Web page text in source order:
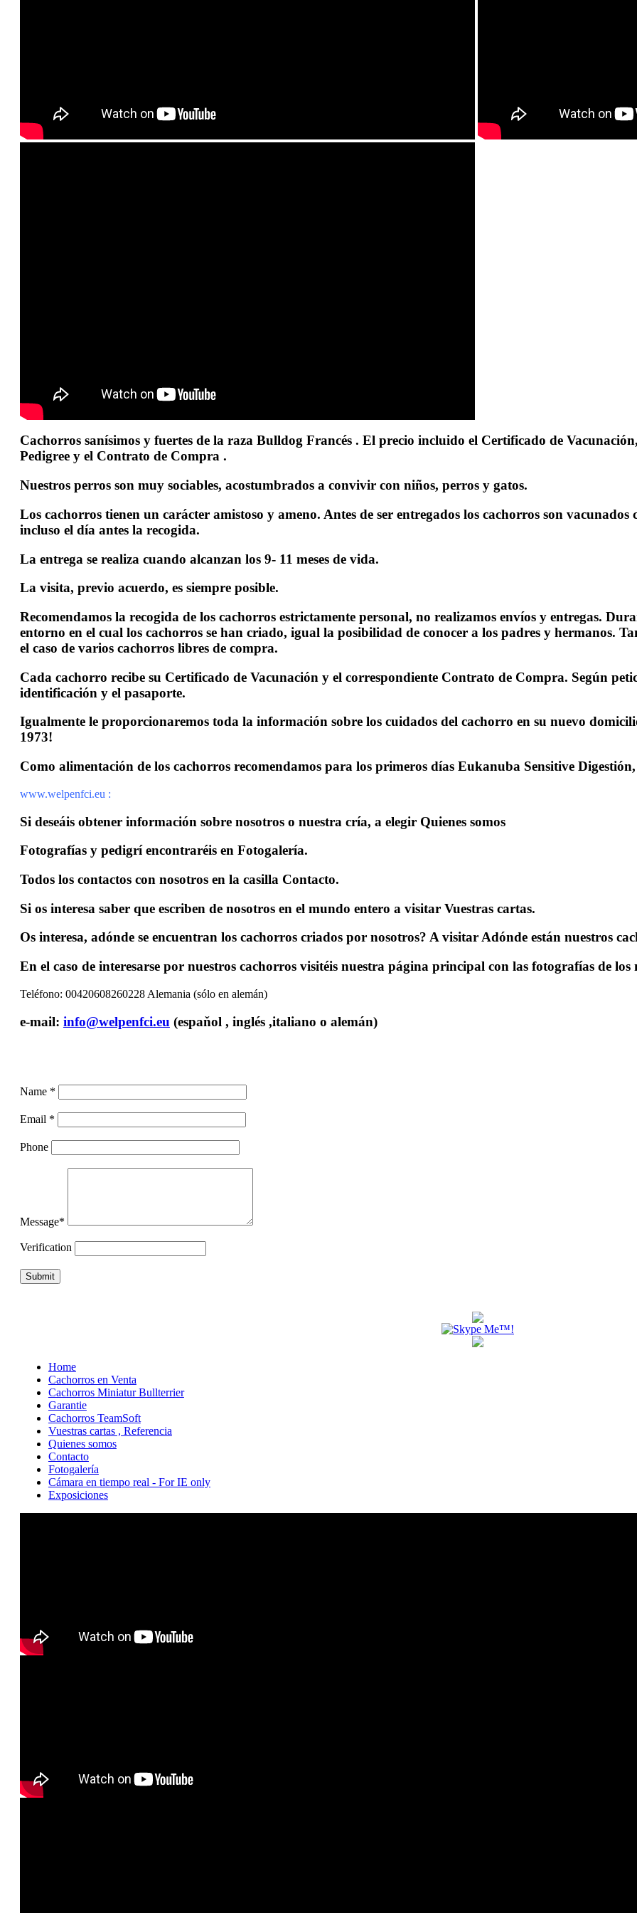
Cachorros sanísimos y fuertes de la raza Bulldog Francés . El precio incluido el Certificado de
Pedigree y el Contrato de Compra .
Nuestros perros son muy sociables, acostumbrados a convivir con niños, perros y gatos.
Los cachorros tienen un carácter amistoso y ameno. Antes de ser entregados los cachorros son
incluso el día antes la recogida.
La entrega se realiza cuando alcanzan los 9- 11 meses de vida.
La visita, previo acuerdo, es siempre posible.
Recomendamos la recogida de los cachorros estrictamente personal, no realizamos envíos y entregas.
entorno en el cual los cachorros se han criado, igual la posibilidad de conocer a los padres y hermanos.
el caso de varios cachorros libres de compra.
Cada cachorro recibe su Certificado de Vacunación y el correspondiente Contrato de Compra. Según
identificación y el pasaporte.
Igualmente le proporcionaremos toda la información sobre los cuidados del cachorro en su nuevo
1973!
Como alimentación de los cachorros recomendamos para los primeros días Eukanuba Sensitive
www.welpenfci.eu :
Si deseáis obtener información sobre nosotros o nuestra cría, a elegir Quienes somos
Fotografías y pedigrí encontraréis en Fotogalería.
Todos los contactos con nosotros en la casilla Contacto.
Si os interesa saber que escriben de nosotros en el mundo entero a visitar Vuestras cartas.
Os interesa, adónde se encuentran los cachorros criados por nosotros? A visitar Adónde están nuestros
En el caso de interesarse por nuestros cachorros visitéis nuestra página principal con las fotografías de los
Teléfono: 00420608260228 Alemania (sólo en alemán)
e-mail: info@welpenfci.eu (espaňol , inglés ,italiano o alemán)
Name *
Email *
Phone
Message*
Verification
Home
Cachorros en Venta
Cachorros Miniatur Bullterrier
Garantie
Cachorros TeamSoft
Vuestras cartas , Referencia
Quienes somos
Contacto
Fotogalería
Cámara en tiempo real - For IE only
Exposiciones